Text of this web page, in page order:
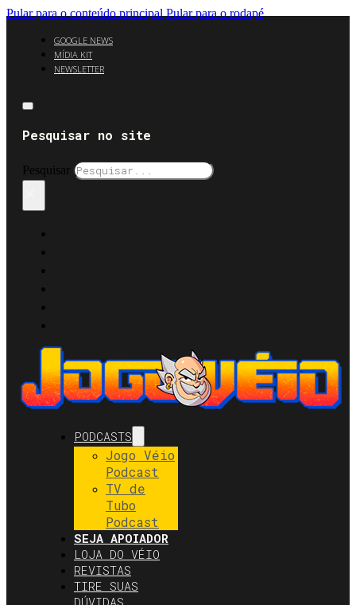
Pular para o conteúdo principal Pular para o rodapé
GOOGLE NEWS
MÍDIA KIT
NEWSLETTER
Pesquisar no site
Pesquisar
PODCASTS
Jogo Véio
Podcast
TV de
Tubo
Podcast
SEJA APOIADOR
LOJA DO VÉIO
REVISTAS
TIRE SUAS
DÚVIDAS